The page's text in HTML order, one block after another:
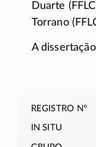
Duarte (
Torrano (
A
registro nº
in situ